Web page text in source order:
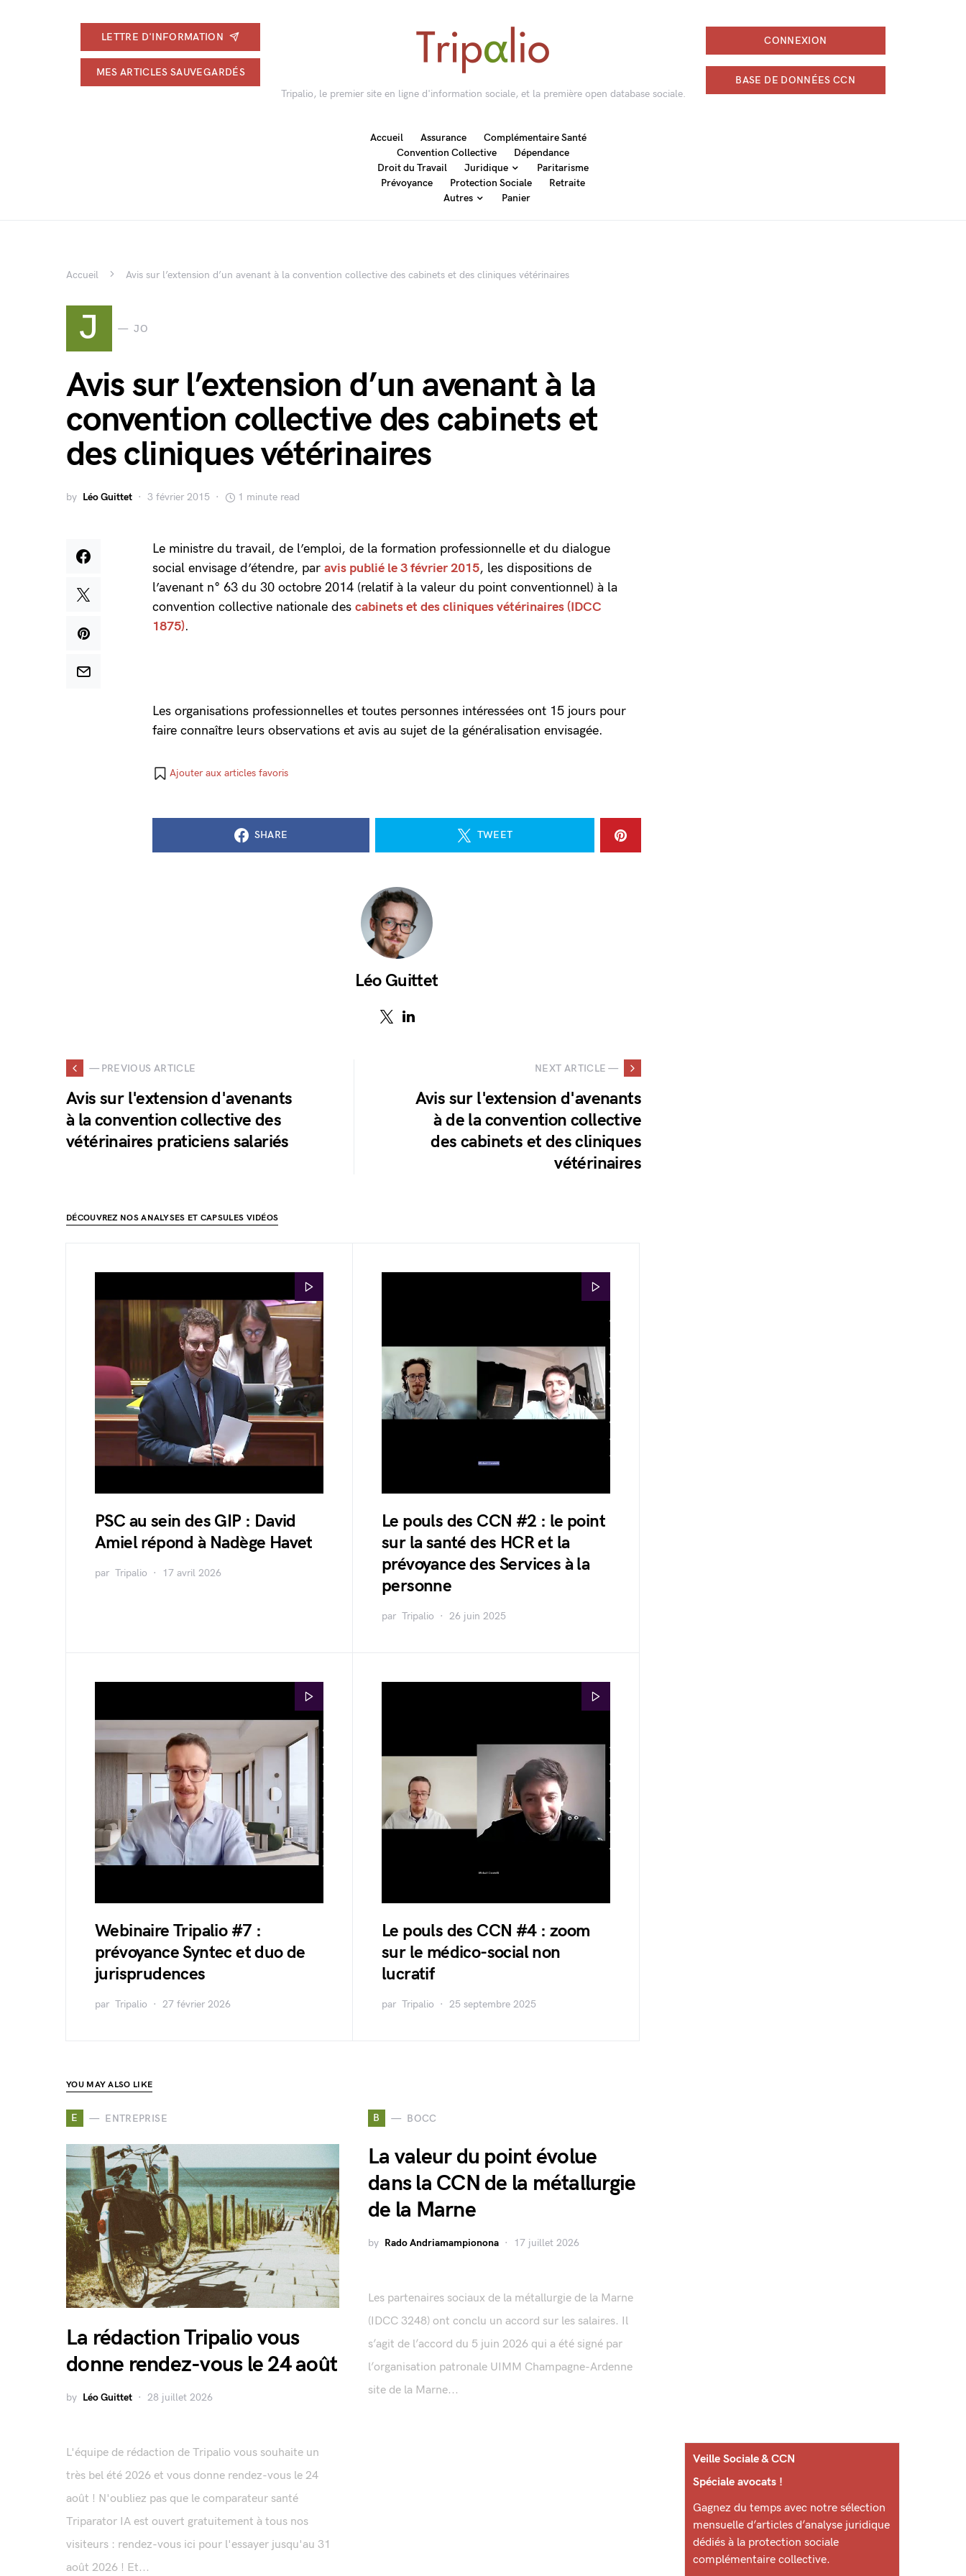
LETTRE D'INFORMATION
MES ARTICLES SAUVEGARDÉS
Tripalio, le premier site en ligne d'information sociale, et la première open database sociale.
CONNEXION
BASE DE DONNÉES CCN
Accueil Assurance
Complémentaire Santé
Convention Collective
Dépendance
Droit du Travail
Juridique
Paritarisme
Prévoyance
Protection Sociale
Retraite
Autres
Panier
Accueil Avis sur l’extension d’un avenant à la convention collective des cabinets et des cliniques vétérinaires
J JO
Avis sur l’extension d’un avenant à la
convention collective des cabinets et
des cliniques vétérinaires
by Léo Guittet 3 février 2015 1 minute read
Le ministre du travail, de l’emploi, de la formation professionnelle et du dialogue
social envisage d’étendre, par avis publié le 3 février 2015, les dispositions de
l’avenant n° 63 du 30 octobre 2014 (relatif à la valeur du point conventionnel) à la
convention collective nationale des cabinets et des cliniques vétérinaires (IDCC
1875).
Les organisations professionnelles et toutes personnes intéressées ont 15 jours pour
faire connaître leurs observations et avis au sujet de la généralisation envisagée.
Ajouter aux articles favoris
SHARE TWEET
Léo Guittet
— PREVIOUS ARTICLE
Avis sur l'extension d'avenants
à la convention collective des
vétérinaires praticiens salariés
NEXT ARTICLE —
Avis sur l'extension d'avenants
à de la convention collective
des cabinets et des cliniques
vétérinaires
DÉCOUVREZ NOS ANALYSES ET CAPSULES VIDÉOS
PSC au sein des GIP : David
Amiel répond à Nadège Havet
par Tripalio 17 avril 2026
Le pouls des CCN #2 : le point
sur la santé des HCR et la
prévoyance des Services à la
personne
par Tripalio 26 juin 2025
Webinaire Tripalio #7 :
prévoyance Syntec et duo de
jurisprudences
par Tripalio 27 février 2026
Le pouls des CCN #4 : zoom
sur le médico-social non
lucratif
par Tripalio 25 septembre 2025
YOU MAY ALSO LIKE
E ENTREPRISE
La rédaction Tripalio vous
donne rendez-vous le 24 août
by Léo Guittet 28 juillet 2026
L'équipe de rédaction de Tripalio vous souhaite un
très bel été 2026 et vous donne rendez-vous le 24
août ! N'oubliez pas que le comparateur santé
Triparator IA est ouvert gratuitement à tous nos
visiteurs : rendez-vous ici pour l'essayer jusqu'au 31
août 2026 ! Et...
B BOCC
La valeur du point évolue
dans la CCN de la métallurgie
de la Marne
by Rado Andriamampionona 17 juillet 2026
Les partenaires sociaux de la métallurgie de la Marne
(IDCC 3248) ont conclu un accord sur les salaires. Il
s’agit de l’accord du 5 juin 2026 qui a été signé par
l’organisation patronale UIMM Champagne-Ardenne
site de la Marne...
Veille Sociale & CCN
Spéciale avocats !
Gagnez du temps avec notre sélection
mensuelle d’articles d’analyse juridique
dédiés à la protection sociale
complémentaire collective.